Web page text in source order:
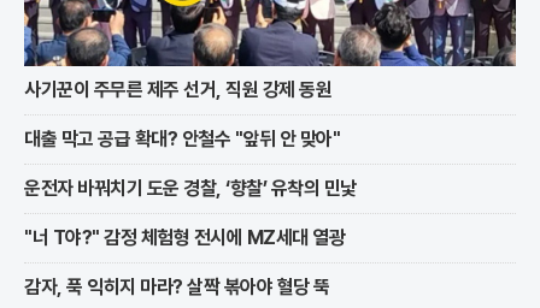
사기꾼이 주무른 제주 선거, 직원 강제 동원
대출 막고 공급 확대? 안철수 "앞뒤 안 맞아"
운전자 바꿔치기 도운 경찰, ‘향찰’ 유착의 민낯
"너 T야?" 감정 체험형 전시에 MZ세대 열광
감자, 푹 익히지 마라? 살짝 볶아야 혈당 뚝